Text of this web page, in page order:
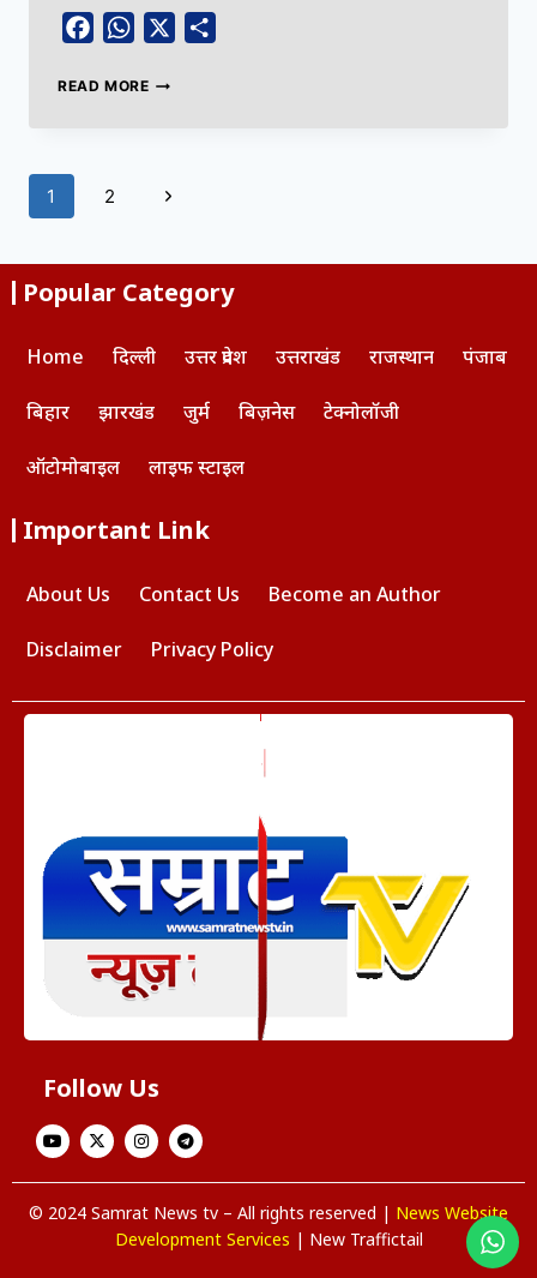
FacebookWhatsApp
READ MORE
1 2
Popular Category
Home दिल्ली उत्तर प्रदेश उत्तराखंड राजस्थान पंजाब
बिहार झारखंड जुर्म बिज़नेस टेक्नोलॉजी
ऑटोमोबाइल लाइफ स्टाइल
Important Link
About Us Contact Us Become an Author
Disclaimer Privacy Policy
Follow Us
© 2024 Samrat News tv – All rights reserved | News Website
Development Services | New Traffictail